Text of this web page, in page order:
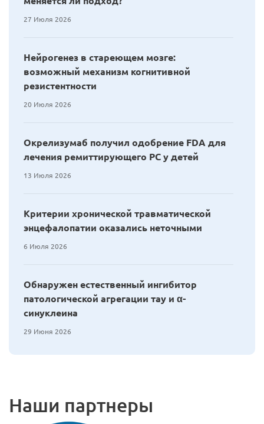
27 Июля 2026
Нейрогенез в стареющем мозге:
возможный механизм когнитивной
резистентности
20 Июля 2026
Окрелизумаб получил одобрение FDA для
лечения ремиттирующего РС у детей
13 Июля 2026
Критерии хронической травматической
энцефалопатии оказались неточными
6 Июля 2026
Обнаружен естественный ингибитор
патологической агрегации тау и α-
синуклеина
29 Июня 2026
Наши партнеры